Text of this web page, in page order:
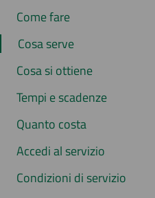
Come fare
Cosa serve
Cosa si ottiene
Tempi e scadenze
Quanto costa
Accedi al servizio
Condizioni di servizio